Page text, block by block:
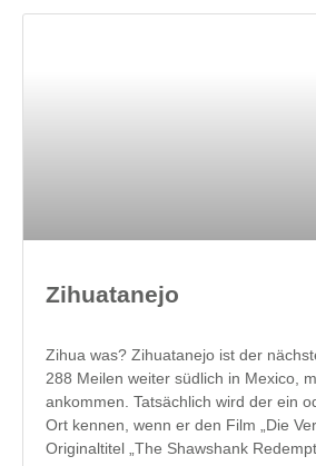
Zihuatanejo
Zihua was? Zihuatanejo ist der
288 Meilen weiter südlich in Mexico,
ankommen. Tatsächlich wird der ein
Ort kennen, wenn er den Film „Die
Originaltitel „The Shawshank